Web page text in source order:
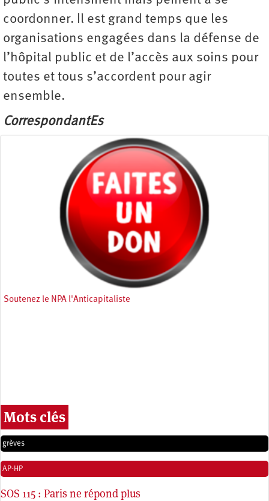
coordonner. Il est grand temps que les
organisations engagées dans la défense de
l’hôpital public et de l’accès aux soins pour
toutes et tous s’accordent pour agir
ensemble.
CorrespondantEs
Soutenez le NPA l'Anticapitaliste
Mots clés
grèves
AP-HP
SOS 115 : Paris ne répond plus